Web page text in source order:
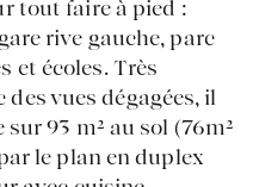
EN
tout faire à pied :
rive gauche, parc
et écoles. Très
vues dégagées, il
93 m² au sol (76m²
le plan en duplex